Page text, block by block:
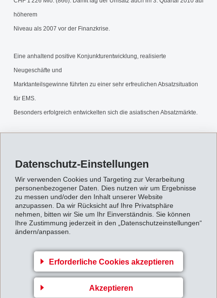
Datenschutz-Einstellungen
Wir verwenden Cookies und Targeting zur Verarbeitung
personenbezogener Daten. Dies nutzen wir um Ergebnisse
zu messen und/oder den Inhalt unserer Website
anzupassen. Da wir Rücksicht auf Ihre Privatsphäre
nehmen, bitten wir Sie um Ihr Einverständnis. Sie können
Ihre Zustimmung jederzeit in den „Datenschutzeinstellungen“
ändern/anpassen.
Erforderliche Cookies akzeptieren
Akzeptieren
höherem
Niveau als 2007 vor der Finanzkrise.
Eine anhaltend positive Konjunkturentwicklung, realisierte
Neugeschäfte und
Marktanteilsgewinne führten zu einer sehr erfreulichen Absatzsituation
für EMS.
Besonders erfolgreich entwickelten sich die asiatischen Absatzmärkte.
gedämpft durch massiv steigende Rohstoffkosten und den starken
Schweizer Franken.
Um der steigenden Nachfrage der Kunden im laufenden und im
kommenden Jahr
Ausbau der
Produktionskapazitäten. Um schnell über die neuen Kapazitäten
verfügen zu können,
wurde ein firmenübergreifendes Beschleunigungsprogramm gestartet.